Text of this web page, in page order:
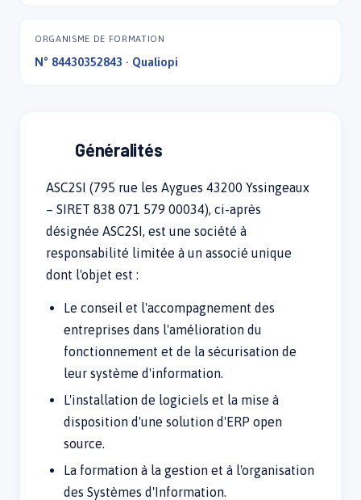
ORGANISME DE FORMATION
N° 84430352843 · Qualiopi
Généralités
ASC2SI (795 rue les Aygues 43200 Yssingeaux
– SIRET 838 071 579 00034), ci-après
désignée ASC2SI, est une société à
responsabilité limitée à un associé unique
dont l'objet est :
Le conseil et l'accompagnement des
entreprises dans l'amélioration du
fonctionnement et de la sécurisation de
leur système d'information.
L'installation de logiciels et la mise à
disposition d'une solution d'ERP open
source.
La formation à la gestion et à l'organisation
des Systèmes d'Information.